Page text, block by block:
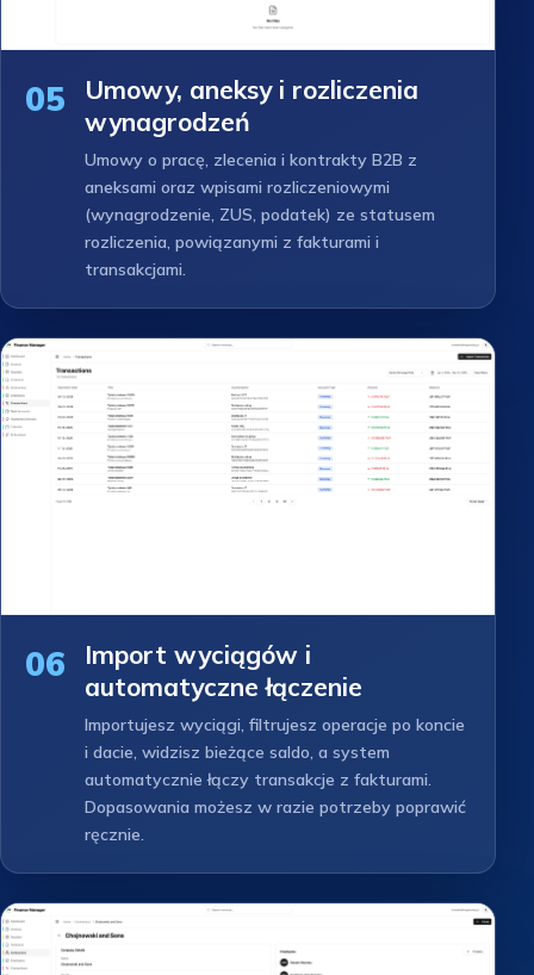
05
Umowy, aneksy i rozliczenia
wynagrodzeń
Umowy o pracę, zlecenia i kontrakty B2B z
aneksami oraz wpisami rozliczeniowymi
(wynagrodzenie, ZUS, podatek) ze statusem
rozliczenia, powiązanymi z fakturami i
transakcjami.
06
Import wyciągów i
automatyczne łączenie
Importujesz wyciągi, filtrujesz operacje po koncie
i dacie, widzisz bieżące saldo, a system
automatycznie łączy transakcje z fakturami.
Dopasowania możesz w razie potrzeby poprawić
ręcznie.